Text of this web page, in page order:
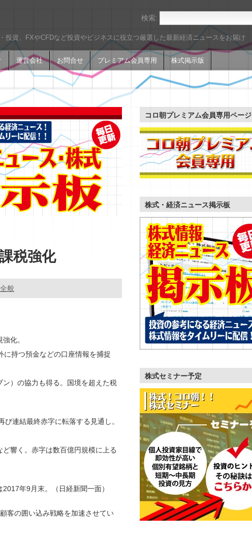
資、FXやCFDなど投資やビジネスに役立つ厳選した最新経済ニュースをお届け
運営会社 お問合せ プレミアム会員専用 株式掲示版
検索:
税強化
般
化。
持つ預金などの口座情報を捕捉
）の協力も得る。国境を超えた税
連結最終赤字に転落する見通し。
響く。赤字は数百億円規模に上る
2017年9月末。（日経新聞一面）
客の囲い込み戦略を加速させてい
コロ朝プレミアム会員専用ページ
株式・経済ニュース掲示板
株式セミナー予定